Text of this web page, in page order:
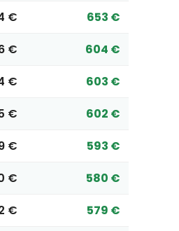
€
653 €
€
604 €
€
603 €
€
602 €
€
593 €
€
580 €
€
579 €